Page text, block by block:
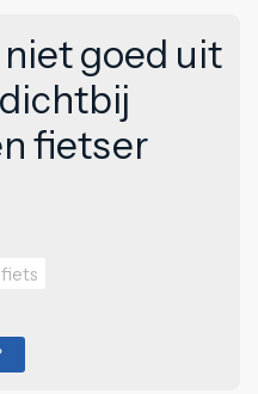
goed uit
fietser
fiets